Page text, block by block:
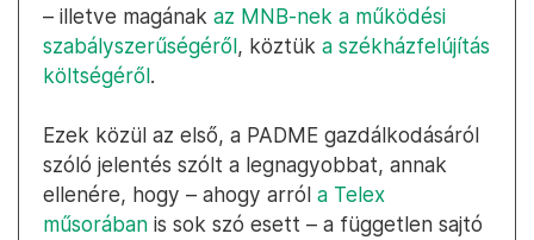
– illetve magának az MNB-nek a működési
szabályszerűségéről, köztük a székházfelújítás
költségéről.
Ezek közül az első, a PADME gazdálkodásáról
szóló jelentés szólt a legnagyobbat, annak
ellenére, hogy – ahogy arról a Telex
műsorában is sok szó esett – a független sajtó